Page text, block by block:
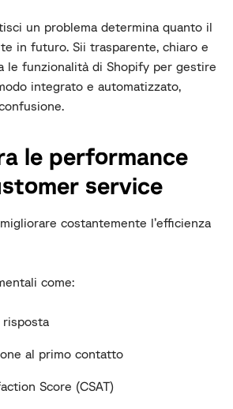
un problema determina quanto il
in futuro. Sii trasparente, chiaro e
le funzionalità di Shopify per gestire
integrato e automatizzato,
le performance
service
costantemente l’efficienza
come:
risposta
al primo contatto
Score (CSAT)